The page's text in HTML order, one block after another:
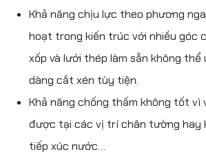
Khả năng chịu lực theo phương
hoạt trong kiến trúc với nhiều góc
xốp và lưới thép làm sẵn không thể
dàng cắt xén tùy tiện.
Khả năng chống thấm không tốt vì
được tại các vị trí chân tường hay
tiếp xúc nước…